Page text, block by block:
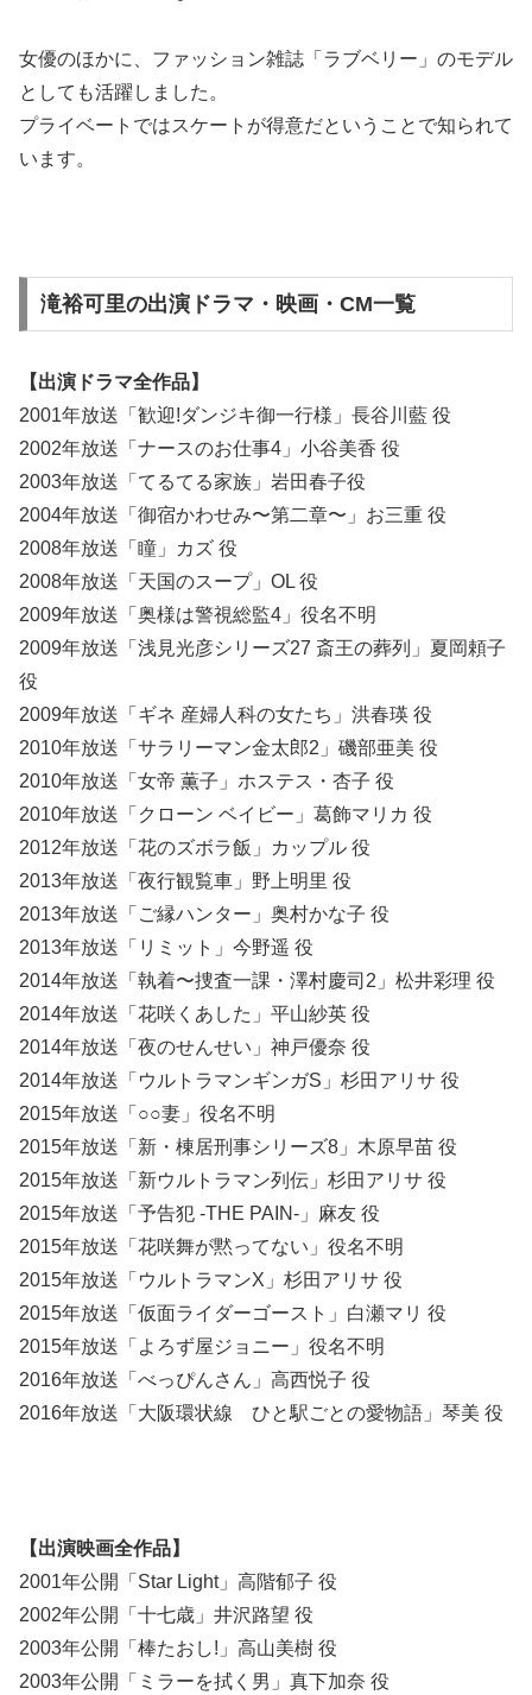
女優のほかに、ファッション雑誌「ラブベリー」のモデル
としても活躍しました。
プライベートではスケートが得意だということで知られて
います。
滝裕可里の出演ドラマ・映画・CM一覧
【出演ドラマ全作品】
2001年放送「歓迎!ダンジキ御一行様」長谷川藍 役
2002年放送「ナースのお仕事4」小谷美香 役
2003年放送「てるてる家族」岩田春子役
2004年放送「御宿かわせみ〜第二章〜」お三重 役
2008年放送「瞳」カズ 役
2008年放送「天国のスープ」OL 役
2009年放送「奥様は警視総監4」役名不明
2009年放送「浅見光彦シリーズ27 斎王の葬列」夏岡頼子
役
2009年放送「ギネ 産婦人科の女たち」洪春瑛 役
2010年放送「サラリーマン金太郎2」磯部亜美 役
2010年放送「女帝 薫子」ホステス・杏子 役
2010年放送「クローン ベイビー」葛飾マリカ 役
2012年放送「花のズボラ飯」カップル 役
2013年放送「夜行観覧車」野上明里 役
2013年放送「ご縁ハンター」奥村かな子 役
2013年放送「リミット」今野遥 役
2014年放送「執着〜捜査一課・澤村慶司2」松井彩理 役
2014年放送「花咲くあした」平山紗英 役
2014年放送「夜のせんせい」神戸優奈 役
2014年放送「ウルトラマンギンガS」杉田アリサ 役
2015年放送「○○妻」役名不明
2015年放送「新・棟居刑事シリーズ8」木原早苗 役
2015年放送「新ウルトラマン列伝」杉田アリサ 役
2015年放送「予告犯 -THE PAIN-」麻友 役
2015年放送「花咲舞が黙ってない」役名不明
2015年放送「ウルトラマンX」杉田アリサ 役
2015年放送「仮面ライダーゴースト」白瀬マリ 役
2015年放送「よろず屋ジョニー」役名不明
2016年放送「べっぴんさん」高西悦子 役
2016年放送「大阪環状線 ひと駅ごとの愛物語」琴美 役
【出演映画全作品】
2001年公開「Star Light」高階郁子 役
2002年公開「十七歳」井沢路望 役
2003年公開「棒たおし!」高山美樹 役
2003年公開「ミラーを拭く男」真下加奈 役